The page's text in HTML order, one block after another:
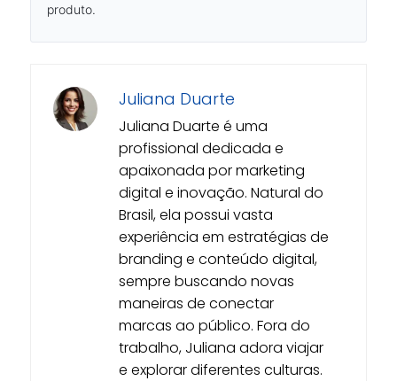
produto.
Juliana Duarte
Juliana Duarte é uma
profissional dedicada e
apaixonada por marketing
digital e inovação. Natural do
Brasil, ela possui vasta
experiência em estratégias de
branding e conteúdo digital,
sempre buscando novas
maneiras de conectar
marcas ao público. Fora do
trabalho, Juliana adora viajar
e explorar diferentes culturas.